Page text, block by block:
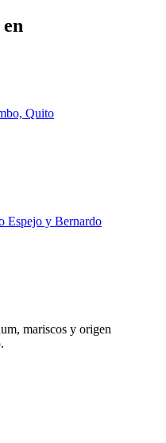
Quito
Espejo y Bernardo
mariscos y origen